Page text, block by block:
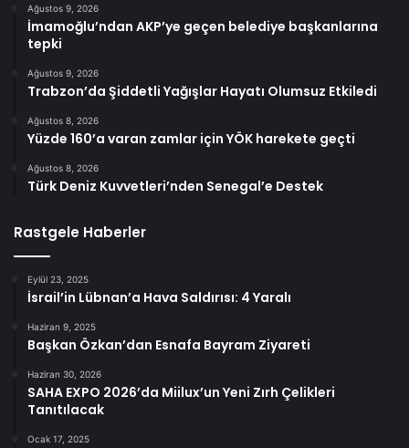
Ağustos 9, 2026
İmamoğlu’ndan AKP’ye geçen belediye başkanlarına
tepki
Ağustos 9, 2026
Trabzon’da Şiddetli Yağışlar Hayatı Olumsuz Etkiledi
Ağustos 8, 2026
Yüzde 160’a varan zamlar için YÖK harekete geçti
Ağustos 8, 2026
Türk Deniz Kuvvetleri’nden Senegal’e Destek
Rastgele Haberler
Eylül 23, 2025
İsrail’in Lübnan’a Hava Saldırısı: 4 Yaralı
Haziran 9, 2025
Başkan Özkan’dan Esnafa Bayram Ziyareti
Haziran 30, 2026
SAHA EXPO 2026’da Miilux’un Yeni Zırh Çelikleri
Tanıtılacak
Ocak 17, 2025